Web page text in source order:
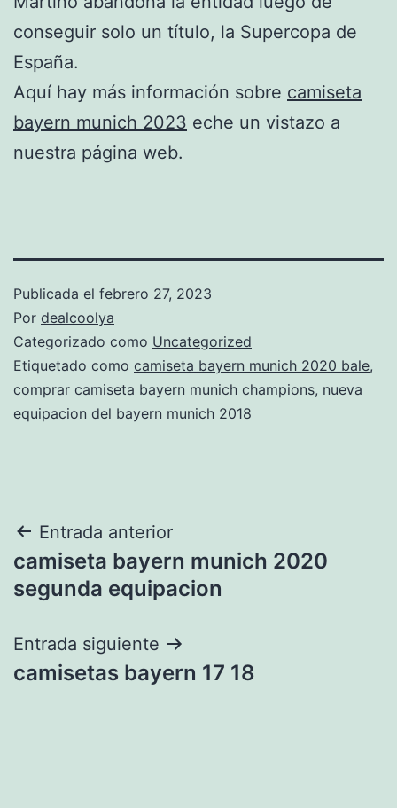
conseguir solo un título, la Supercopa de
España.
Aquí hay más información sobre camiseta
bayern munich 2023 eche un vistazo a
nuestra página web.
Publicada el febrero 27, 2023
Por dealcoolya
Categorizado como Uncategorized
Etiquetado como camiseta bayern munich 2020 bale,
comprar camiseta bayern munich champions, nueva
equipacion del bayern munich 2018
Navegación
de
Entrada anterior
camiseta bayern munich 2020
segunda equipacion
Entrada siguiente
camisetas bayern 17 18